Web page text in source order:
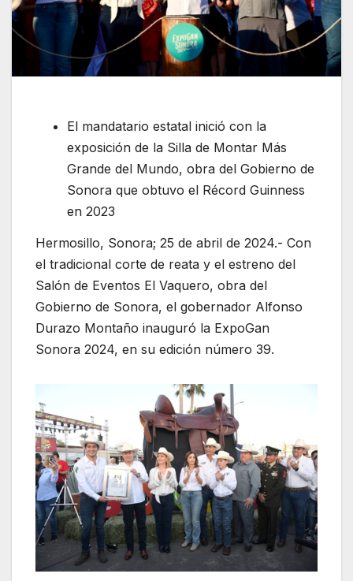
El mandatario estatal inició con la
exposición de la Silla de Montar Más
Grande del Mundo, obra del Gobierno de
Sonora que obtuvo el Récord Guinness
en 2023
Hermosillo, Sonora; 25 de abril de 2024.- Con
el tradicional corte de reata y el estreno del
Salón de Eventos El Vaquero, obra del
Gobierno de Sonora, el gobernador Alfonso
Durazo Montaño inauguró la ExpoGan
Sonora 2024, en su edición número 39.